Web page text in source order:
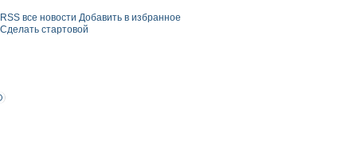
RSS все новости Добавить в избранное
Сделать стартовой